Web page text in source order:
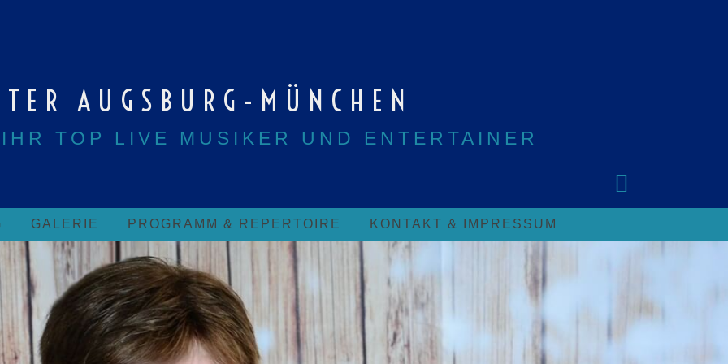
AUGSBURG-MÜNCHEN
TOP LIVE MUSIKER UND ENTERTAINER
GALERIE PROGRAMM & REPERTOIRE KONTAKT & IMPRESSUM